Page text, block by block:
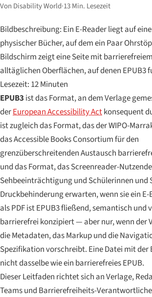
Von Disability World·13 Min. Lesezeit
Bildbeschreibung: Ein E-Reader liegt auf
physischer Bücher, auf dem ein Paar
Bildschirm zeigt eine Seite mit
alltäglichen Oberflächen, auf denen EPUB3
Lesezeit: 12 Minuten
EPUB3 ist das Format, an dem Verlage
derEuropean Accessibility Actkonsequent
ist zugleich das Format, das der WIPO-
das Accessible Books Consortium für den
grenzüberschreitenden Austausch
und das Format, das Screenreader-
Sehbeeinträchtigung und Schülerinnen und
Druckbehinderung erwarten, wenn sie ein
als PDF ist EPUB3 fließend, semantisch und
barrierefrei konzipiert — aber nur, wenn der
die Metadaten, das Markup und die
Spezifikation vorschreibt. Eine Datei mit der
nicht dasselbe wie ein barrierefreies EPUB.
Dieser Leitfaden richtet sich an Verlage,
Teams und Barrierefreiheits-